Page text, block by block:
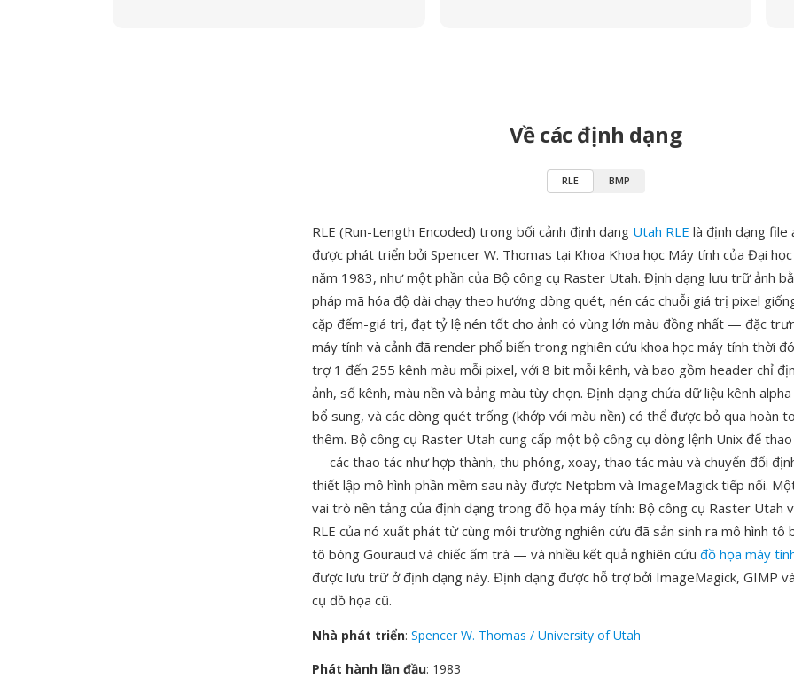
Về các định dạng
RLE BMP
RLE (Run-Length Encoded) trong bối cảnh định dạng Utah RLE là định dạng file
được phát triển bởi Spencer W. Thomas tại Khoa Khoa học Máy tính của Đại
năm 1983, như một phần của Bộ công cụ Raster Utah. Định dạng lưu trữ ảnh
pháp mã hóa độ dài chạy theo hướng dòng quét, nén các chuỗi giá trị pixel
cặp đếm-giá trị, đạt tỷ lệ nén tốt cho ảnh có vùng lớn màu đồng nhất — đặc
máy tính và cảnh đã render phổ biến trong nghiên cứu khoa học máy tính thời
trợ 1 đến 255 kênh màu mỗi pixel, với 8 bit mỗi kênh, và bao gồm header chỉ
ảnh, số kênh, màu nền và bảng màu tùy chọn. Định dạng chứa dữ liệu kênh
bổ sung, và các dòng quét trống (khớp với màu nền) có thể được bỏ qua hoàn
thêm. Bộ công cụ Raster Utah cung cấp một bộ công cụ dòng lệnh Unix để thao
— các thao tác như hợp thành, thu phóng, xoay, thao tác màu và chuyển đổi
thiết lập mô hình phần mềm sau này được Netpbm và ImageMagick tiếp nối.
vai trò nền tảng của định dạng trong đồ họa máy tính: Bộ công cụ Raster Utah
RLE của nó xuất phát từ cùng môi trường nghiên cứu đã sản sinh ra mô hình tô
tô bóng Gouraud và chiếc ấm trà — và nhiều kết quả nghiên cứu đồ họa máy
được lưu trữ ở định dạng này. Định dạng được hỗ trợ bởi ImageMagick, GIMP
cụ đồ họa cũ.
Nhà phát triển: Spencer W. Thomas / University of Utah
Phát hành lần đầu: 1983